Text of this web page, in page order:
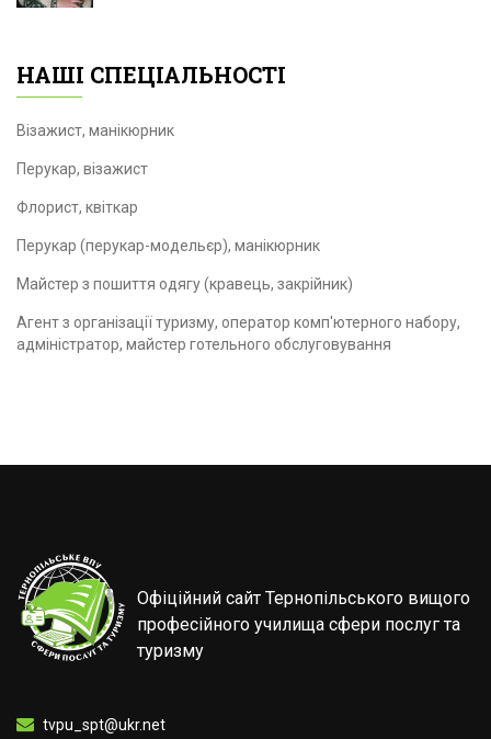
НАШІ СПЕЦІАЛЬНОСТІ
Візажист, манікюрник
Перукар, візажист
Флорист, квіткар
Перукар (перукар-модельєр), манікюрник
Майстер з пошиття одягу (кравець, закрійник)
Агент з організації туризму, оператор комп'ютерного набору,
адміністратор, майстер готельного обслуговування
Офіційний сайт Тернопільського вищого
професійного училища сфери послуг та
туризму
tvpu_spt@ukr.net